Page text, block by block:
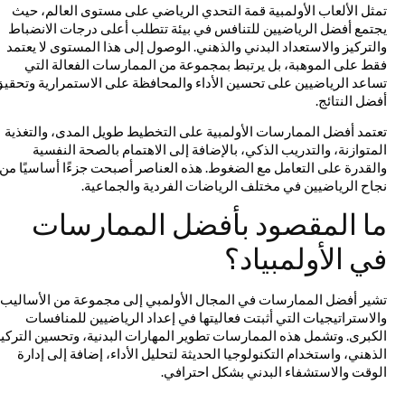
تمثل الألعاب الأولمبية قمة التحدي الرياضي على مستوى العالم، حيث
يجتمع أفضل الرياضيين للتنافس في بيئة تتطلب أعلى درجات الانضباط
والتركيز والاستعداد البدني والذهني. الوصول إلى هذا المستوى لا يعتمد
فقط على الموهبة، بل يرتبط بمجموعة من الممارسات الفعالة التي
تساعد الرياضيين على تحسين الأداء والمحافظة على الاستمرارية وتحقيق
أفضل النتائج.
تعتمد أفضل الممارسات الأولمبية على التخطيط طويل المدى، والتغذية
المتوازنة، والتدريب الذكي، بالإضافة إلى الاهتمام بالصحة النفسية
والقدرة على التعامل مع الضغوط. هذه العناصر أصبحت جزءًا أساسيًا من
نجاح الرياضيين في مختلف الرياضات الفردية والجماعية.
ما المقصود بأفضل الممارسات
في الأولمبياد؟
تشير أفضل الممارسات في المجال الأولمبي إلى مجموعة من الأساليب
والاستراتيجيات التي أثبتت فعاليتها في إعداد الرياضيين للمنافسات
الكبرى. وتشمل هذه الممارسات تطوير المهارات البدنية، وتحسين التركيز
الذهني، واستخدام التكنولوجيا الحديثة لتحليل الأداء، إضافة إلى إدارة
الوقت والاستشفاء البدني بشكل احترافي.